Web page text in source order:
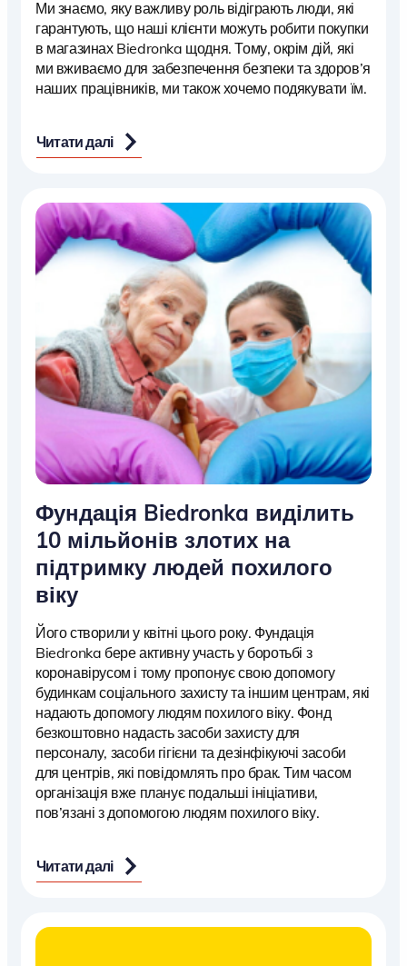
Ми знаємо, яку важливу роль відіграють люди, які
гарантують, що наші клієнти можуть робити покупки
в магазинах Biedronka щодня. Тому, окрім дій, які
ми вживаємо для забезпечення безпеки та здоров’я
наших працівників, ми також хочемо подякувати їм.
Читати далі
Фундація Biedronka виділить
10 мільйонів злотих на
підтримку людей похилого
віку
Його створили у квітні цього року. Фундація
Biedronka бере активну участь у боротьбі з
коронавірусом і тому пропонує свою допомогу
будинкам соціального захисту та іншим центрам, які
надають допомогу людям похилого віку. Фонд
безкоштовно надасть засоби захисту для
персоналу, засоби гігієни та дезінфікуючі засоби
для центрів, які повідомлять про брак. Тим часом
організація вже планує подальші ініціативи,
пов’язані з допомогою людям похилого віку.
Читати далі